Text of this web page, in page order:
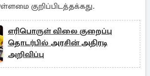
குறிப்பிடத்தக்கது.
எரிபொருள் விலை குறைப்பு
தொடர்பில் அரசின் அதிரடி
அறிவிப்பு